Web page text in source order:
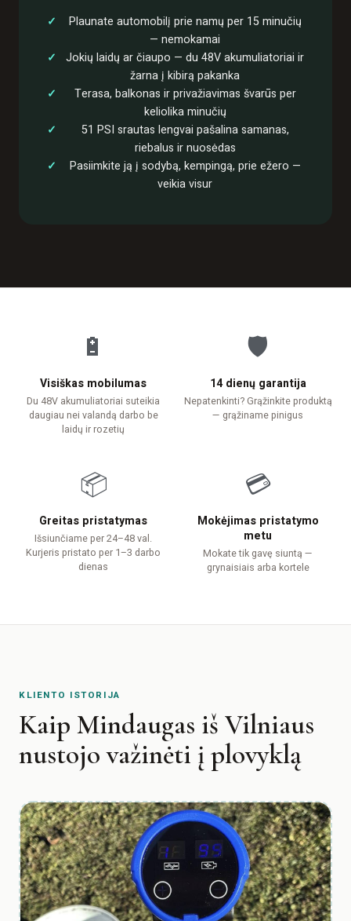
Plaunate automobilį prie namų per 15 minučių
— nemokamai
Jokių laidų ar čiaupo — du 48V akumuliatoriai ir
žarna į kibirą pakanka
Terasa, balkonas ir privažiavimas švarūs per
keliolika minučių
51 PSI srautas lengvai pašalina samanas,
riebalus ir nuosėdas
Pasiimkite ją į sodybą, kempingą, prie ežero —
veikia visur
🔋
Visiškas mobilumas
Du 48V akumuliatoriai suteikia
daugiau nei valandą darbo be
laidų ir rozetių
🛡️
14 dienų garantija
Nepatenkinti? Grąžinkite produktą
— grąžiname pinigus
📦
Greitas pristatymas
Išsiunčiame per 24–48 val.
Kurjeris pristato per 1–3 darbo
dienas
💳
Mokėjimas pristatymo
metu
Mokate tik gavę siuntą —
grynaisiais arba kortele
KLIENTO ISTORIJA
Kaip Mindaugas iš Vilniaus
nustojo važinėti į plovyklą